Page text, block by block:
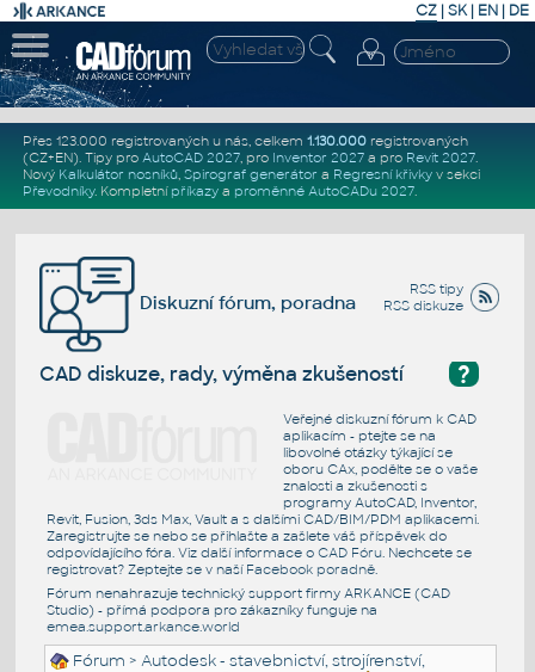
CZ | SK| EN | DE
Přes 123.000 registrovaných u nás, celkem 1.130.000registrovaných
(CZ+EN). Tipy pro AutoCAD 2027, pro Inventor 2027a pro Revit 2027.
Nový Kalkulátor nosníků, Spirograf generátor a Regresní křivkyv sekci
Převodníky. Kompletní příkazya proměnné AutoCADu 2027.
RSS tipy
RSS diskuze
Diskuzní fórum, poradna
?
CAD diskuze, rady, výměna zkušeností
Veřejné diskuzní fórum k CAD
aplikacím - ptejte se na
libovolné otázky týkající se
oboru CAx, podělte se o vaše
znalosti a zkušenosti s
programy AutoCAD, Inventor,
Revit, Fusion, 3ds Max, Vault a s dalšími CAD/BIM/PDM aplikacemi.
Zaregistrujte se nebo se přihlašte a zašlete váš příspěvek do
odpovídajícího fóra. Viz další informace o CAD Fóru. Nechcete se
registrovat? Zeptejte se v naší Facebook poradně.
Fórum nenahrazuje technický support firmy ARKANCE (CAD
Studio) - přímá podpora pro zákazníky funguje na
emea.support.arkance.world
Fórum >Autodesk - stavebnictví, strojírenství,